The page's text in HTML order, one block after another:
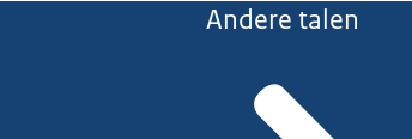
Andere talen